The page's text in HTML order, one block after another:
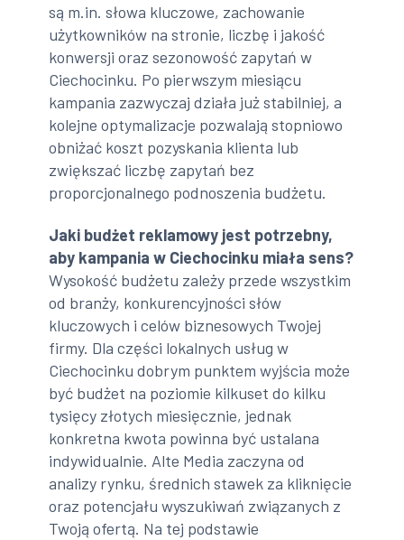
są m.in. słowa kluczowe, zachowanie
użytkowników na stronie, liczbę i jakość
konwersji oraz sezonowość zapytań w
Ciechocinku. Po pierwszym miesiącu
kampania zazwyczaj działa już stabilniej, a
kolejne optymalizacje pozwalają stopniowo
obniżać koszt pozyskania klienta lub
zwiększać liczbę zapytań bez
proporcjonalnego podnoszenia budżetu.
Jaki budżet reklamowy jest potrzebny,
aby kampania w Ciechocinku miała sens?
Wysokość budżetu zależy przede wszystkim
od branży, konkurencyjności słów
kluczowych i celów biznesowych Twojej
firmy. Dla części lokalnych usług w
Ciechocinku dobrym punktem wyjścia może
być budżet na poziomie kilkuset do kilku
tysięcy złotych miesięcznie, jednak
konkretna kwota powinna być ustalana
indywidualnie. Alte Media zaczyna od
analizy rynku, średnich stawek za kliknięcie
oraz potencjału wyszukiwań związanych z
Twoją ofertą. Na tej podstawie